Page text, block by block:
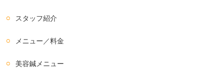
スタッフ紹介
メニュー／料金
美容鍼メニュー